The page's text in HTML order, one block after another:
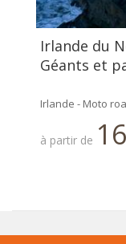
Irlande du
Géants et
Irlande - Moto
à partir de